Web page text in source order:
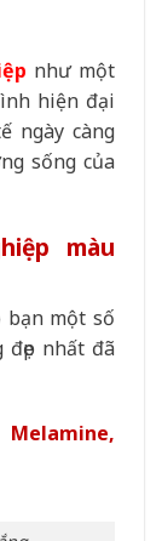
như một
hiện đại
ngày càng
sống của
màu
bạn một số
nhất đã